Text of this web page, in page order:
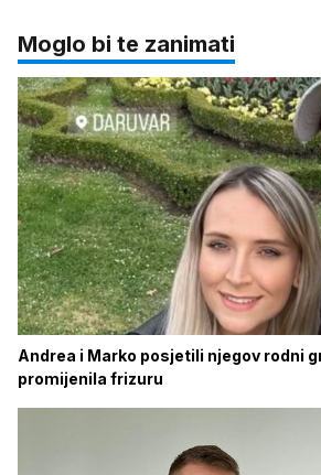
Moglo bi te zanimati
Andrea i Marko posjetili njegov rodni
promijenila frizuru